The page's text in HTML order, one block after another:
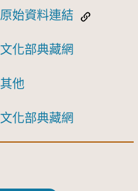
原始資料連結
文化部典藏網
其他
文化部典藏網